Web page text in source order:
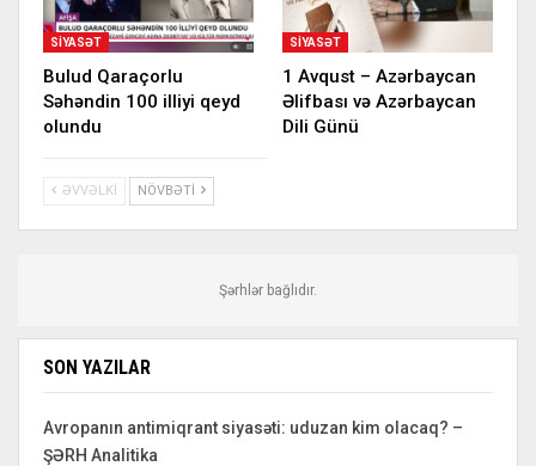
SIYASƏT
Bulud Qaraçorlu
Səhəndin 100 illiyi qeyd
olundu
SIYASƏT
1 Avqust – Azərbaycan
Əlifbası və Azərbaycan
Dili Günü
ƏVVƏLKI NÖVBƏTI
Şərhlər bağlıdır.
SON YAZILAR
Avropanın antimiqrant siyasəti: uduzan kim olacaq? –
ŞƏRH Analitika